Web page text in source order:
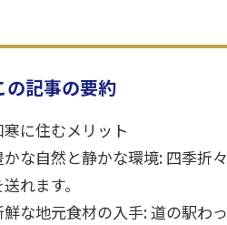
の記事の要約
寒に住むメリット
かな自然と静かな環境: 四季折
れます。
鮮な地元食材の入手: 道の駅わ